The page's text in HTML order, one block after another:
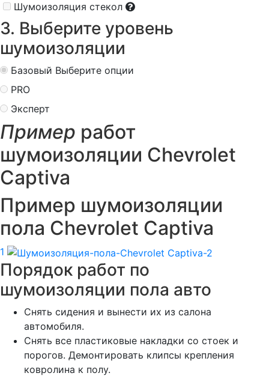
Шумоизоляция стекол
3. Выберите уровень
шумоизоляции
Базовый Выберите опции
PRO
Эксперт
Пример работ
шумоизоляции Chevrolet
Captiva
Пример шумоизоляции
пола Chevrolet Captiva
1
Порядок работ по
шумоизоляции пола авто
Снять сидения и вынести их из салона
автомобиля.
Снять все пластиковые накладки со стоек и
порогов. Демонтировать клипсы крепления
ковролина к полу.